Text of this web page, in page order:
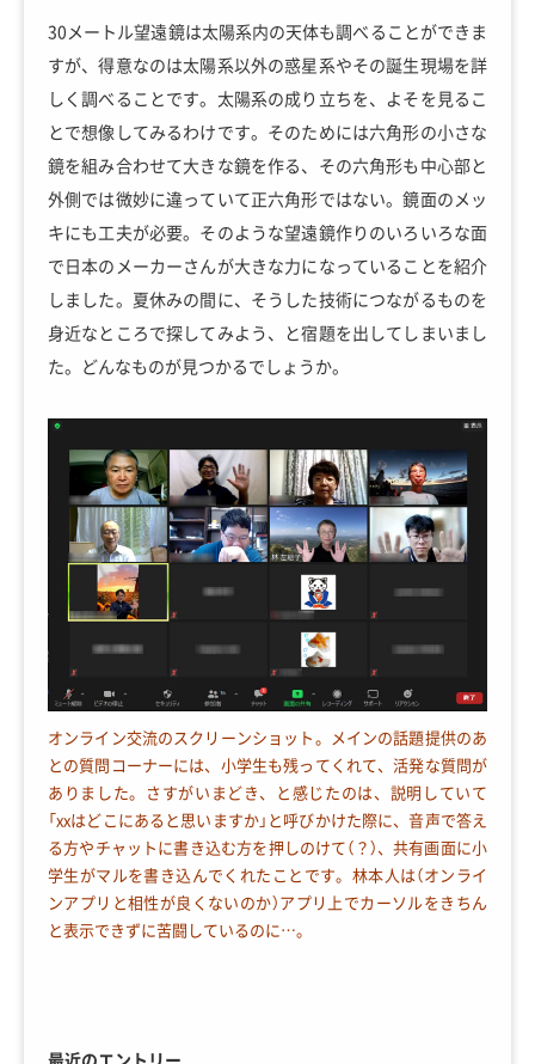
30メートル望遠鏡は太陽系内の天体も調べることができま
すが、得意なのは太陽系以外の惑星系やその誕生現場を詳
しく調べることです。太陽系の成り立ちを、よそを見るこ
とで想像してみるわけです。そのためには六角形の小さな
鏡を組み合わせて大きな鏡を作る、その六角形も中心部と
外側では微妙に違っていて正六角形ではない。鏡面のメッ
キにも工夫が必要。そのような望遠鏡作りのいろいろな面
で日本のメーカーさんが大きな力になっていることを紹介
しました。夏休みの間に、そうした技術につながるものを
身近なところで探してみよう、と宿題を出してしまいまし
た。どんなものが見つかるでしょうか。
オンライン交流のスクリーンショット。メインの話題提供のあ
との質問コーナーには、小学生も残ってくれて、活発な質問が
ありました。さすがいまどき、と感じたのは、説明していて
「xxはどこにあると思いますか」と呼びかけた際に、音声で答え
る方やチャットに書き込む方を押しのけて（？）、共有画面に小
学生がマルを書き込んでくれたことです。林本人は（オンライ
ンアプリと相性が良くないのか）アプリ上でカーソルをきちん
と表示できずに苦闘しているのに…。